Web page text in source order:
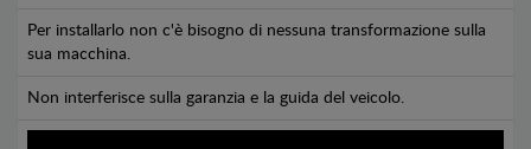
Per installarlo non c'è bisogno di nessuna transformazione sulla
sua macchina.
Non interferisce sulla garanzia e la guida del veicolo.